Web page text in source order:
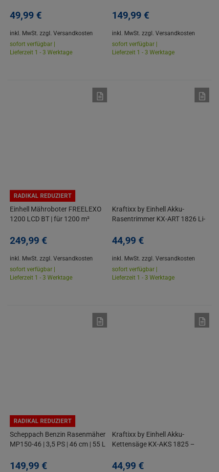
49,99 €
inkl. MwSt. zzgl. Versandkosten
sofort verfügbar |
Lieferzeit 1 - 3 Werktage
Mulchfunktion | mit Öl
149,99 €
inkl. MwSt. zzgl. Versandkosten
sofort verfügbar |
Lieferzeit 1 - 3 Werktage
RADIKAL REDUZIERT
Einhell Mähroboter FREELEXO
1200 LCD BT | für 1200 m²
35% | 5,2 Ah Akku-Starterset |
mit Begrenzungsdraht
249,99 €
inkl. MwSt. zzgl. Versandkosten
sofort verfügbar |
Lieferzeit 1 - 3 Werktage
Kraftixx by Einhell Akku-
Rasentrimmer KX-ART 1826 Li-
44,99 €
inkl. MwSt. zzgl. Versandkosten
sofort verfügbar |
Lieferzeit 1 - 3 Werktage
RADIKAL REDUZIERT
Scheppach Benzin Rasenmäher
MP150-46 | 3,5 PS | 46 cm | 55 L
Öl
149,99 €
Kraftixx by Einhell Akku-
Kettensäge KX-AKS 1825 –
44,99 €